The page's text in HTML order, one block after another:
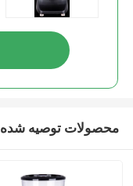
محصولات توصیه شده